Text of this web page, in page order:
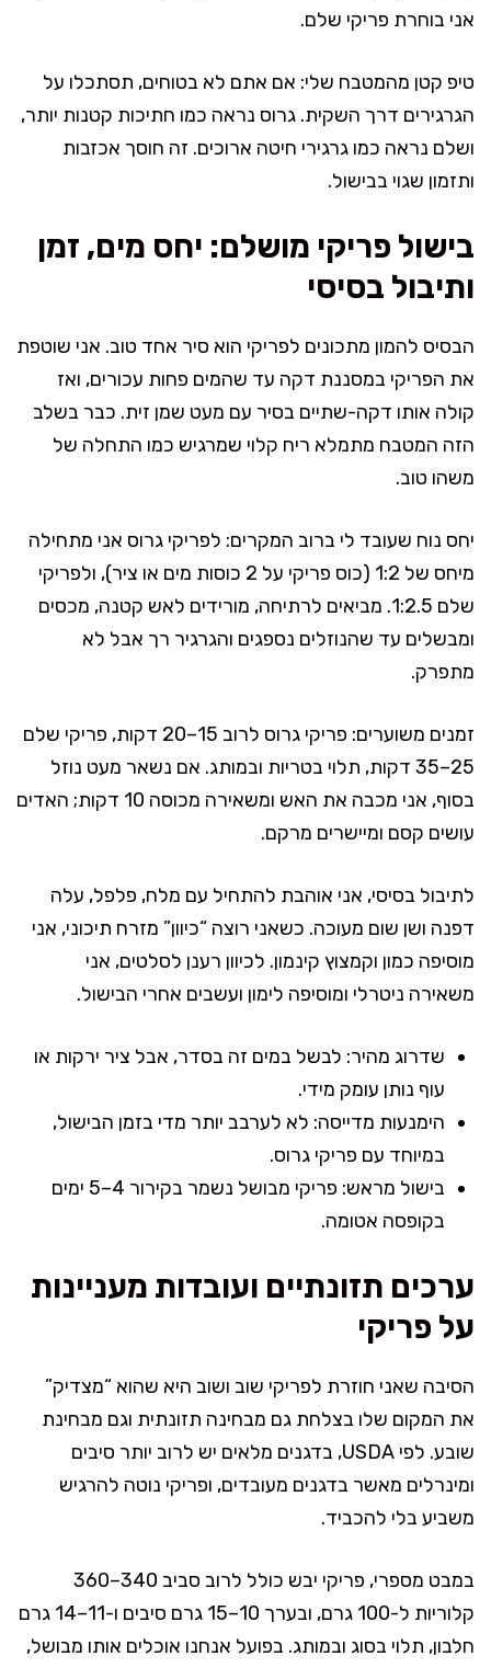
אני בוחרת פריקי שלם.
טיפ קטן מהמטבח שלי: אם אתם לא בטוחים, תסתכלו על
הגרגירים דרך השקית. גרוס נראה כמו חתיכות קטנות יותר,
ושלם נראה כמו גרגירי חיטה ארוכים. זה חוסך אכזבות
ותזמון שגוי בבישול.
בישול פריקי מושלם: יחס מים, זמן
ותיבול בסיסי
הבסיס להמון מתכונים לפריקי הוא סיר אחד טוב. אני שוטפת
את הפריקי במסננת דקה עד שהמים פחות עכורים, ואז
קולה אותו דקה-שתיים בסיר עם מעט שמן זית. כבר בשלב
הזה המטבח מתמלא ריח קלוי שמרגיש כמו התחלה של
משהו טוב.
יחס נוח שעובד לי ברוב המקרים: לפריקי גרוס אני מתחילה
מיחס של 1:2 (כוס פריקי על 2 כוסות מים או ציר), ולפריקי
שלם 1:2.5. מביאים לרתיחה, מורידים לאש קטנה, מכסים
ומבשלים עד שהנוזלים נספגים והגרגיר רך אבל לא
מתפרק.
זמנים משוערים: פריקי גרוס לרוב 15–20 דקות, פריקי שלם
25–35 דקות, תלוי בטריות ובמותג. אם נשאר מעט נוזל
בסוף, אני מכבה את האש ומשאירה מכוסה 10 דקות; האדים
עושים קסם ומיישרים מרקם.
לתיבול בסיסי, אני אוהבת להתחיל עם מלח, פלפל, עלה
דפנה ושן שום מעוכה. כשאני רוצה “כיוון” מזרח תיכוני, אני
מוסיפה כמון וקמצוץ קינמון. לכיוון רענן לסלטים, אני
משאירה ניטרלי ומוסיפה לימון ועשבים אחרי הבישול.
שדרוג מהיר: לבשל במים זה בסדר, אבל ציר ירקות או
עוף נותן עומק מידי.
הימנעות מדייסה: לא לערבב יותר מדי בזמן הבישול,
במיוחד עם פריקי גרוס.
בישול מראש: פריקי מבושל נשמר בקירור 4–5 ימים
בקופסה אטומה.
ערכים תזונתיים ועובדות מעניינות
על פריקי
הסיבה שאני חוזרת לפריקי שוב ושוב היא שהוא “מצדיק”
את המקום שלו בצלחת גם מבחינה תזונתית וגם מבחינת
שובע. לפי USDA, בדגנים מלאים יש לרוב יותר סיבים
ומינרלים מאשר בדגנים מעובדים, ופריקי נוטה להרגיש
משביע בלי להכביד.
במבט מספרי, פריקי יבש כולל לרוב סביב 340–360
קלוריות ל-100 גרם, ובערך 10–15 גרם סיבים ו-11–14 גרם
חלבון, תלוי בסוג ובמותג. בפועל אנחנו אוכלים אותו מבושל,